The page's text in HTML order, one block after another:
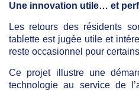
Une innovation utile… et
Les retours des résidents
tablette est jugée utile et
reste occasionnel pour
Ce projet illustre une
technologie au service de